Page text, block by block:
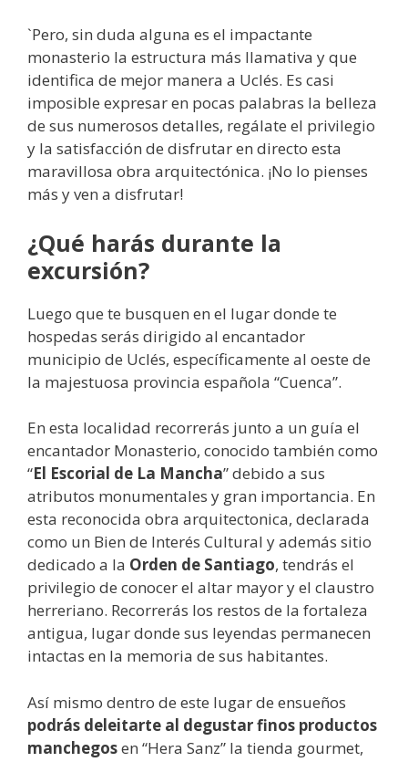
`Pero, sin duda alguna es el impactante
monasterio la estructura más llamativa y que
identifica de mejor manera a Uclés. Es casi
imposible expresar en pocas palabras la belleza
de sus numerosos detalles, regálate el privilegio
y la satisfacción de disfrutar en directo esta
maravillosa obra arquitectónica. ¡No lo pienses
más y ven a disfrutar!
¿Qué harás durante la
excursión?
Luego que te busquen en el lugar donde te
hospedas serás dirigido al encantador
municipio de Uclés, específicamente al oeste de
la majestuosa provincia española “Cuenca”.
En esta localidad recorrerás junto a un guía el
encantador Monasterio, conocido también como
“El Escorial de La Mancha” debido a sus
atributos monumentales y gran importancia. En
esta reconocida obra arquitectonica, declarada
como un Bien de Interés Cultural y además sitio
dedicado a la Orden de Santiago, tendrás el
privilegio de conocer el altar mayor y el claustro
herreriano. Recorrerás los restos de la fortaleza
antigua, lugar donde sus leyendas permanecen
intactas en la memoria de sus habitantes.
Así mismo dentro de este lugar de ensueños
podrás deleitarte al degustar finos productos
manchegosen “Hera Sanz” la tienda gourmet,